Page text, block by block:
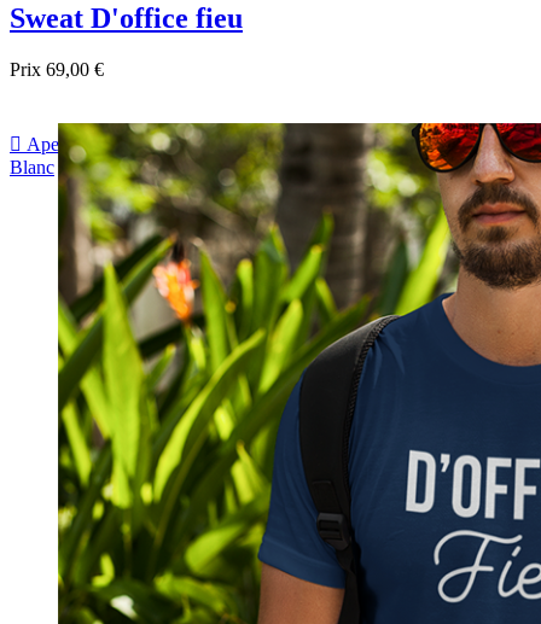
Sweat D'office fieu
Prix 69,00 €
 Aperçu rapide
Blanc Gris Noir Bordeau Bleu foncé Rose